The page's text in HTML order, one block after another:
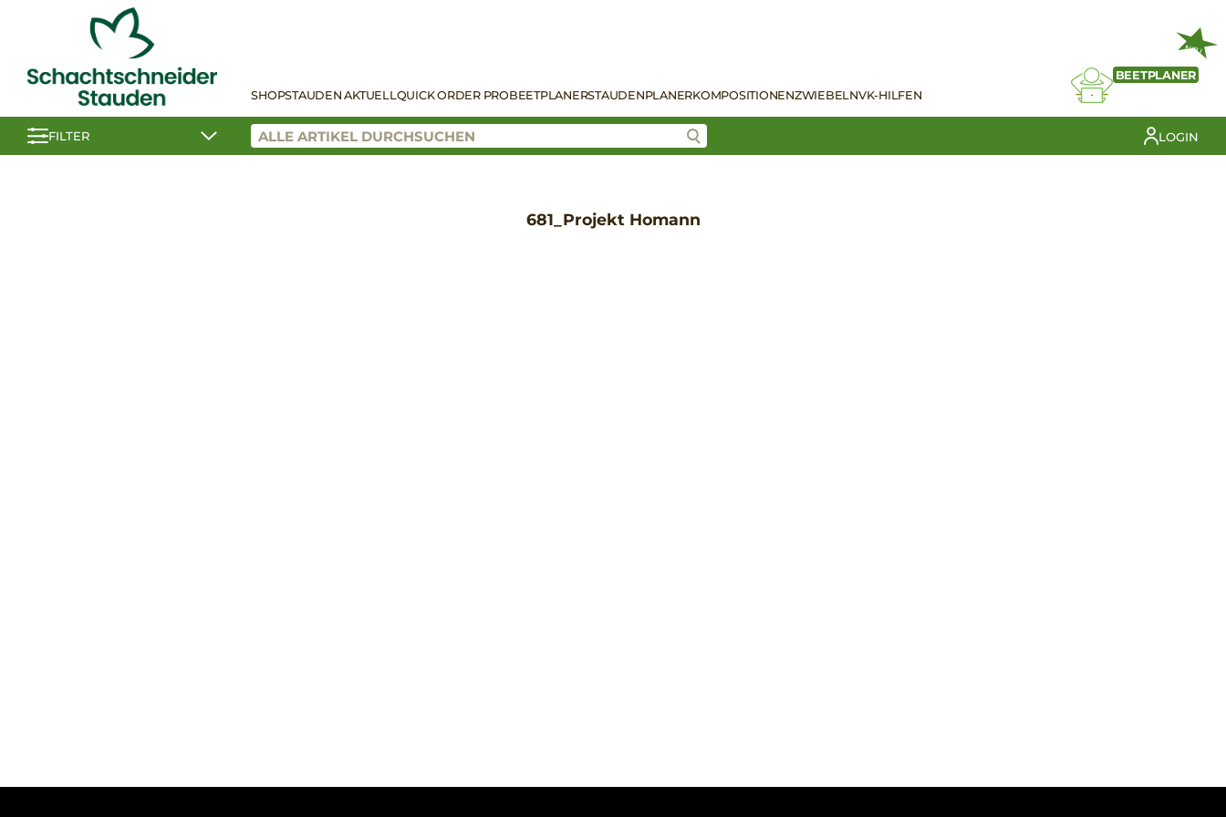
SHOPSTAUDEN AKTUELLQUICK ORDER PROBEETPLANERSTAUDENPLANERKOMPOSITIONENZWIEBELNVK-HILFEN
NEU
BEETPLANER
FILTER LOGIN
681_Projekt Homann